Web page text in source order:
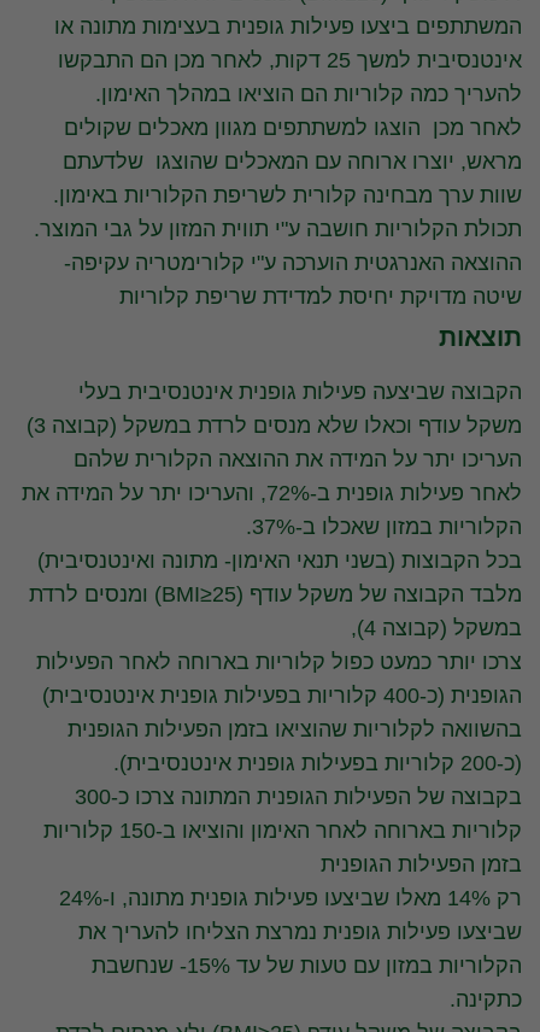
המשתתפים ביצעו פעילות גופנית בעצימות מתונה או
אינטנסיבית למשך 25 דקות, לאחר מכן הם התבקשו
להעריך כמה קלוריות הם הוציאו במהלך האימון.
לאחר מכן הוצגו למשתתפים מגוון מאכלים שקולים
מראש, יוצרו ארוחה עם המאכלים שהוצגו שלדעתם
שוות ערך מבחינה קלורית לשריפת הקלוריות באימון.
תכולת הקלוריות חושבה ע"י תווית המזון על גבי המוצר.
ההוצאה האנרגטית הוערכה ע"י קלורימטריה עקיפה-
שיטה מדויקת יחיסת למדידת שריפת קלוריות
תוצאות
הקבוצה שביצעה פעילות גופנית אינטנסיבית בעלי
משקל עודף וכאלו שלא מנסים לרדת במשקל (קבוצה 3)
העריכו יתר על המידה את ההוצאה הקלורית שלהם
לאחר פעילות גופנית ב-72%, והעריכו יתר על המידה את
הקלוריות במזון שאכלו ב-37%.
בכל הקבוצות (בשני תנאי האימון- מתונה ואינטנסיבית)
מלבד הקבוצה של משקל עודף (BMI≥25) ומנסים לרדת
במשקל (קבוצה 4),
צרכו יותר כמעט כפול קלוריות בארוחה לאחר הפעילות
הגופנית (כ-400 קלוריות בפעילות גופנית אינטנסיבית)
בהשוואה לקלוריות שהוציאו בזמן הפעילות הגופנית
(כ-200 קלוריות בפעילות גופנית אינטנסיבית).
בקבוצה של הפעילות הגופנית המתונה צרכו כ-300
קלוריות בארוחה לאחר האימון והוציאו ב-150 קלוריות
בזמן הפעילות הגופנית
רק 14% מאלו שביצעו פעילות גופנית מתונה, ו-24%
שביצעו פעילות גופנית נמרצת הצליחו להעריך את
הקלוריות במזון עם טעות של עד 15%- שנחשבת
כתקינה.